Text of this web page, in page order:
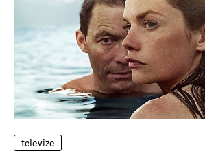
televize